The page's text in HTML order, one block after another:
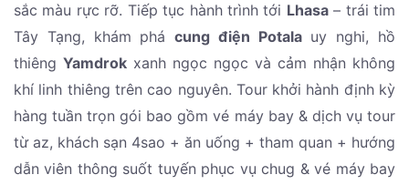
sắc màu rực rỡ. Tiếp tục hành trình tới Lhasa– trái tim
Tây Tạng, khám phácung điện Potalauy nghi, hồ
thiêng Yamdrok xanh ngọc ngọc và cảm nhận không
khí linh thiêng trên cao nguyên. Tour khởi hành định kỳ
hàng tuần trọn gói bao gồm vé máy bay & dịch vụ tour
từ az, khách sạn 4sao + ăn uống + tham quan + hướng
dẫn viên thông suốt tuyến phục vụ chug & vé máy bay